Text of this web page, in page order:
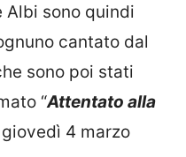
Albi sono quindi
cantato dal
sono poi stati
“Attentato alla
4 marzo